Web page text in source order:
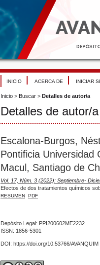
INICIO ACERCA DE INICIAR
Inicio > Buscar > Detalles de autor/a
Detalles de autor/a
Escalona-Burgos,
Pontificia Universidad
Macul, Santiago de
Vol. 17, Núm. 3 (2022): Septiembre-
Efectos de dos tratamientos químicos
RESUMEN PDF
Depósito Legal: PPI200602ME2232
ISSN: 1856-5301
DOI: https://doi.org/10.53766/AVANQUIM